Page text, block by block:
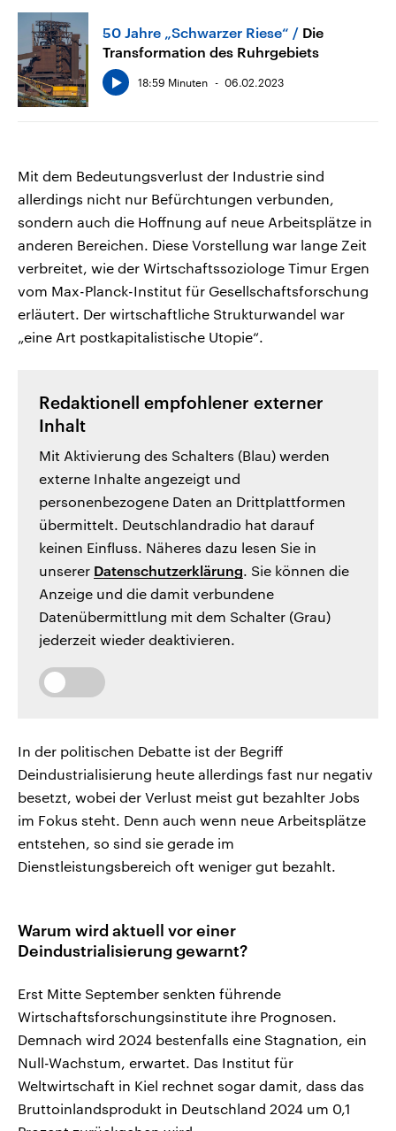
50 Jahre „Schwarzer Riese“
Die
Transformation des Ruhrgebiets
18:59 Minuten 06.02.2023
Mit dem Bedeutungsverlust der Industrie sind
allerdings nicht nur Befürchtungen verbunden,
sondern auch die Hoffnung auf neue Arbeitsplätze in
anderen Bereichen. Diese Vorstellung war lange Zeit
verbreitet, wie der Wirtschaftssoziologe Timur Ergen
vom Max-Planck-Institut für Gesellschaftsforschung
erläutert. Der wirtschaftliche Strukturwandel war
„eine Art postkapitalistische Utopie“.
Redaktionell empfohlener externer
Inhalt
Mit Aktivierung des Schalters (Blau) werden
externe Inhalte angezeigt und
personenbezogene Daten an Drittplattformen
übermittelt. Deutschlandradio hat darauf
keinen Einfluss. Näheres dazu lesen Sie in
unserer Datenschutzerklärung . Sie können die
Anzeige und die damit verbundene
Datenübermittlung mit dem Schalter (Grau)
jederzeit wieder deaktivieren.
In der politischen Debatte ist der Begriff
Deindustrialisierung heute allerdings fast nur negativ
besetzt, wobei der Verlust meist gut bezahlter Jobs
im Fokus steht. Denn auch wenn neue Arbeitsplätze
entstehen, so sind sie gerade im
Dienstleistungsbereich oft weniger gut bezahlt.
Warum wird aktuell vor einer
Deindustrialisierung gewarnt?
Erst Mitte September senkten führende
Wirtschaftsforschungsinstitute ihre Prognosen.
Demnach wird 2024 bestenfalls eine Stagnation, ein
Null-Wachstum, erwartet. Das Institut für
Weltwirtschaft in Kiel rechnet sogar damit, dass das
Bruttoinlandsprodukt in Deutschland 2024 um 0,1